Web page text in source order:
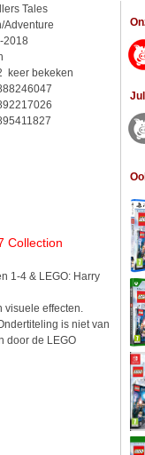
Tales
Adventure
2018
keer bekeken
Collection
1-4 & LEGO: Harry
visuele effecten.
is niet van
door de LEGO